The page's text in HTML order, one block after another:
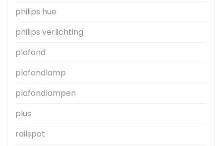
philips hue
philips verlichting
plafond
plafondlamp
plafondlampen
plus
railspot